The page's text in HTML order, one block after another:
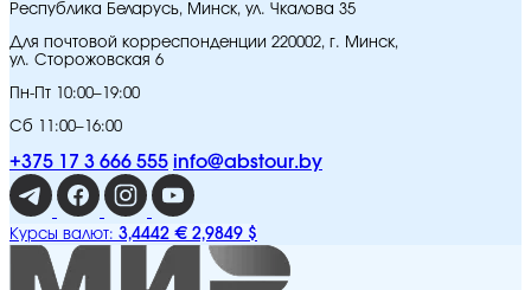
Республика Беларусь, Минск, ул. Чкалова 35
Для почтовой корреспонденции 220002, г. Минск,
ул. Сторожовская 6
Пн-Пт 10:00–19:00
Сб 11:00–16:00
+375 17 3 666 555 info@abstour.by
Курсы валют: 3,4442 € 2,9849 $